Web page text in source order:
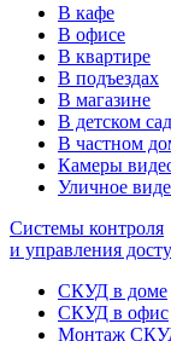
В кафе
В офисе
В квартире
В подъездах
В магазине
В детском
В частном
Камеры
Уличное
Системы контроля
и управления
СКУД в доме
СКУД в офис
Монтаж